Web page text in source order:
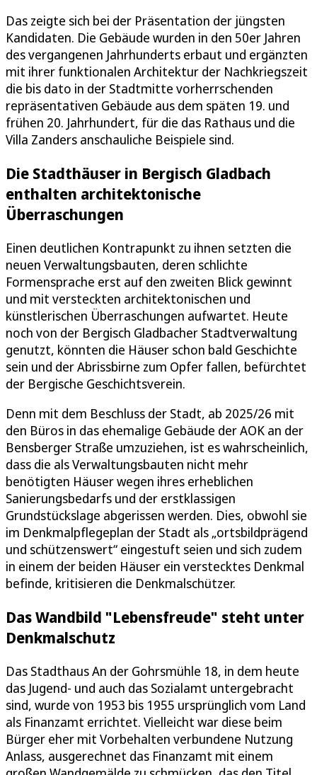
Das zeigte sich bei der Präsentation der jüngsten
Kandidaten. Die Gebäude wurden in den 50er Jahren
des vergangenen Jahrhunderts erbaut und ergänzten
mit ihrer funktionalen Architektur der Nachkriegszeit
die bis dato in der Stadtmitte vorherrschenden
repräsentativen Gebäude aus dem späten 19. und
frühen 20. Jahrhundert, für die das Rathaus und die
Villa Zanders anschauliche Beispiele sind.
Die Stadthäuser in Bergisch Gladbach
enthalten architektonische
Überraschungen
Einen deutlichen Kontrapunkt zu ihnen setzten die
neuen Verwaltungsbauten, deren schlichte
Formensprache erst auf den zweiten Blick gewinnt
und mit versteckten architektonischen und
künstlerischen Überraschungen aufwartet. Heute
noch von der Bergisch Gladbacher Stadtverwaltung
genutzt, könnten die Häuser schon bald Geschichte
sein und der Abrissbirne zum Opfer fallen, befürchtet
der Bergische Geschichtsverein.
Denn mit dem Beschluss der Stadt, ab 2025/26 mit
den Büros in das ehemalige Gebäude der AOK an der
Bensberger Straße umzuziehen, ist es wahrscheinlich,
dass die als Verwaltungsbauten nicht mehr
benötigten Häuser wegen ihres erheblichen
Sanierungsbedarfs und der erstklassigen
Grundstückslage abgerissen werden. Dies, obwohl sie
im Denkmalpflegeplan der Stadt als „ortsbildprägend
und schützenswert“ eingestuft seien und sich zudem
in einem der beiden Häuser ein verstecktes Denkmal
befinde, kritisieren die Denkmalschützer.
Das Wandbild "Lebensfreude" steht unter
Denkmalschutz
Das Stadthaus An der Gohrsmühle 18, in dem heute
das Jugend- und auch das Sozialamt untergebracht
sind, wurde von 1953 bis 1955 ursprünglich vom Land
als Finanzamt errichtet. Vielleicht war diese beim
Bürger eher mit Vorbehalten verbundene Nutzung
Anlass, ausgerechnet das Finanzamt mit einem